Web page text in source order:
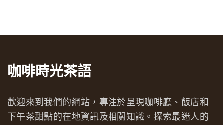
咖啡時光茶語
歡迎來到我們的網站，專注於呈現咖啡廳、飯店和
下午茶甜點的在地資訊及相關知識。探索最迷人的